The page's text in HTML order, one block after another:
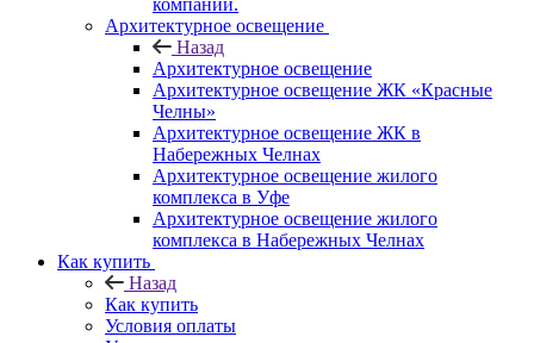
компаний.
Архитектурное освещение
Назад
Архитектурное освещение
Архитектурное освещение ЖК «Красные
Челны»
Архитектурное освещение ЖК в
Набережных Челнах
Архитектурное освещение жилого
комплекса в Уфе
Архитектурное освещение жилого
комплекса в Набережных Челнах
Как купить
Назад
Как купить
Условия оплаты